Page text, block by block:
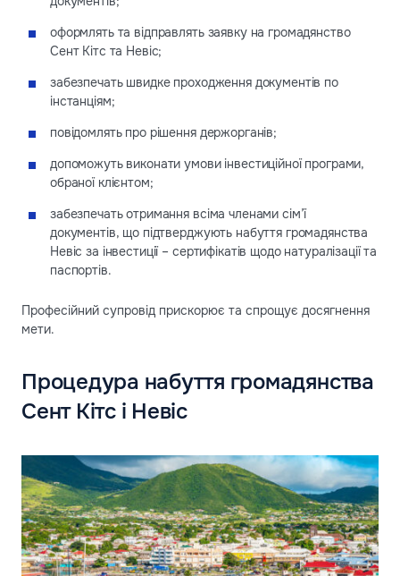
оформлять та відправлять заявку на громадянство
Сент Кітс та Невіс;
забезпечать швидке проходження документів по
інстанціям;
повідомлять про рішення держорганів;
допоможуть виконати умови інвестиційної програми,
обраної клієнтом;
забезпечать отримання всіма членами сім’ї
документів, що підтверджують набуття громадянства
Невіс за інвестиції – сертифікатів щодо натуралізації та
паспортів.
Професійний супровід прискорює та спрощує досягнення
мети.
Процедура набуття громадянства
Сент Кітс і Невіс